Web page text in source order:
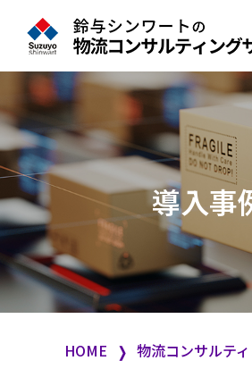
導入事
HOME ❭ 物流コンサルテ